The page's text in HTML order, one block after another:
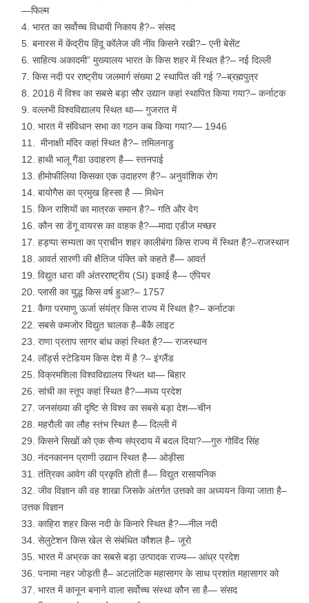
—फिल्म
भारत का सर्वोच्च विधायी निकाय है?– संसद
बनारस में केंद्रीय हिंदू कॉलेज की नींव किसने रखी?– एनी बेसेंट
साहित्य अकादमी” मुख्यालय भारत के किस शहर में स्थित है?– नई दिल्ली
किस नदी पर राष्ट्रीय जलमार्ग संख्या 2 स्थापित की गई ?–ब्रह्मपुत्र
2018 में विश्व का सबसे बड़ा सौर उद्यान कहां स्थापित किया गया?– कर्नाटक
वल्लभी विश्वविद्यालय स्थित था— गुजरात में
भारत में संविधान सभा का गठन कब किया गया?— 1946
मीनाक्षी मंदिर कहां स्थित है?– तमिलनाडु
हाथी भालू गैंडा उदाहरण है— स्तनपाई
हीमोफीलिया किसका एक उदाहरण है?– अनुवांशिक रोग
बायोगैस का प्रमुख हिस्सा है — मिथेन
किन राशियों का मात्रक समान है?– गति और वेग
कौन सा डेंगू वायरस का वाहक है?—मादा एडीज मच्छर
हड़प्पा सभ्यता का प्राचीन शहर कालीबंगा किस राज्य में स्थित है?–राजस्थान
आवर्त सारणी की क्षैतिज पंक्ति को कहते हैं— आवर्त
विद्युत धारा की अंतरराष्ट्रीय (SI) इकाई है— एंपियर
प्लासी का युद्ध किस वर्ष हुआ?– 1757
कैगा परमाणु ऊर्जा संयंत्र किस राज्य में स्थित है?– कर्नाटक
सबसे कमजोर विद्युत चालक है–बैकै लाइट
राणा प्रताप सागर बांध कहां स्थित है?— राजस्थान
लॉर्ड्स स्टेडियम किस देश में है ?– इंग्लैंड
विक्रमशिला विश्वविद्यालय स्थित था— बिहार
सांची का स्तूप कहां स्थित है?—मध्य प्रदेश
जनसंख्या की दृष्टि से विश्व का सबसे बड़ा देश—चीन
महरौली का लौह स्तंभ स्थित है— दिल्ली में
किसने सिखों को एक सैन्य संप्रदाय में बदल दिया?—गुरु गोविंद सिंह
नंदनकानन प्राणी उद्यान स्थित है— ओड़ीसा
तंत्रिका आवेग की प्रकृति होती है— विद्युत रासायनिक
जीव विज्ञान की वह शाखा जिसके अंतर्गत उत्तको का अध्ययन किया जाता है–
उत्तक विज्ञान
काहिरा शहर किस नदी के किनारे स्थित है?—नील नदी
सेलुटेशन किस खेल से संबंधित कौशल है– जूरो
भारत में अभ्रक का सबसे बड़ा उत्पादक राज्य— आंध्र प्रदेश
पनामा नहर जोड़ती है– अटलांटिक महासागर के साथ प्रशांत महासागर को
भारत में कानून बनाने वाला सर्वोच्च संस्था कौन सा है— संसद